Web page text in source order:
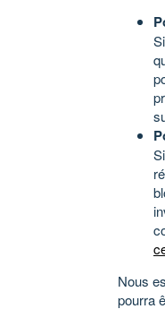
Nous
pourra